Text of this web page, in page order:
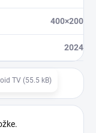
400×200
2024
TV (55.5 kB)